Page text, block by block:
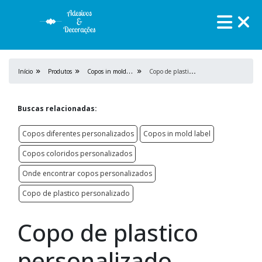
Início Produtos C
opos in mold label C
opo de plastico personalizado
Buscas relacionadas:
Copos diferentes personalizados
Copos in mold label
Copos coloridos personalizados
Onde encontrar copos personalizados
Copo de plastico personalizado
Copo de plastico